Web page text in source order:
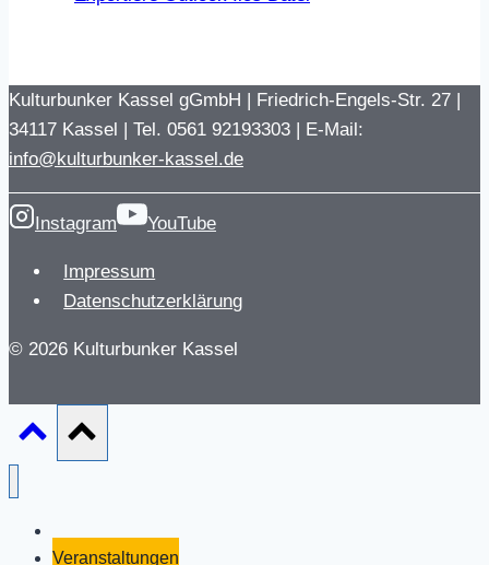
Kulturbunker Kassel gGmbH | Friedrich-Engels-Str. 27 |
34117 Kassel | Tel. 0561 92193303 | E-Mail:
info@kulturbunker-kassel.de
Instagram YouTube
Impressum
Datenschutzerklärung
© 2026 Kulturbunker Kassel
Veranstaltungen